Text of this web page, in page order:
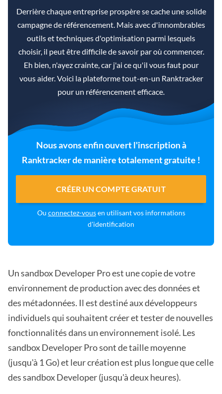
Derrière chaque entreprise prospère se cache une solide
campagne de référencement. Mais avec d'innombrables
outils et techniques d'optimisation parmi lesquels
choisir, il peut être difficile de savoir par où commencer.
Eh bien, n'ayez crainte, car j'ai ce qu'il vous faut pour
vous aider. Voici la plateforme tout-en-un Ranktracker
pour un référencement efficace.
Nous avons enfin ouvert l'inscription à
Ranktracker de manière totalement gratuite !
CRÉER UN COMPTE GRATUIT
Ou connectez-vousen utilisant vos informations
d'identification
Un sandbox Developer Pro est une copie de votre
environnement de production avec des données et
des métadonnées. Il est destiné aux développeurs
individuels qui souhaitent créer et tester de nouvelles
fonctionnalités dans un environnement isolé. Les
sandbox Developer Pro sont de taille moyenne
(jusqu'à 1 Go) et leur création est plus longue que celle
des sandbox Developer (jusqu'à deux heures).